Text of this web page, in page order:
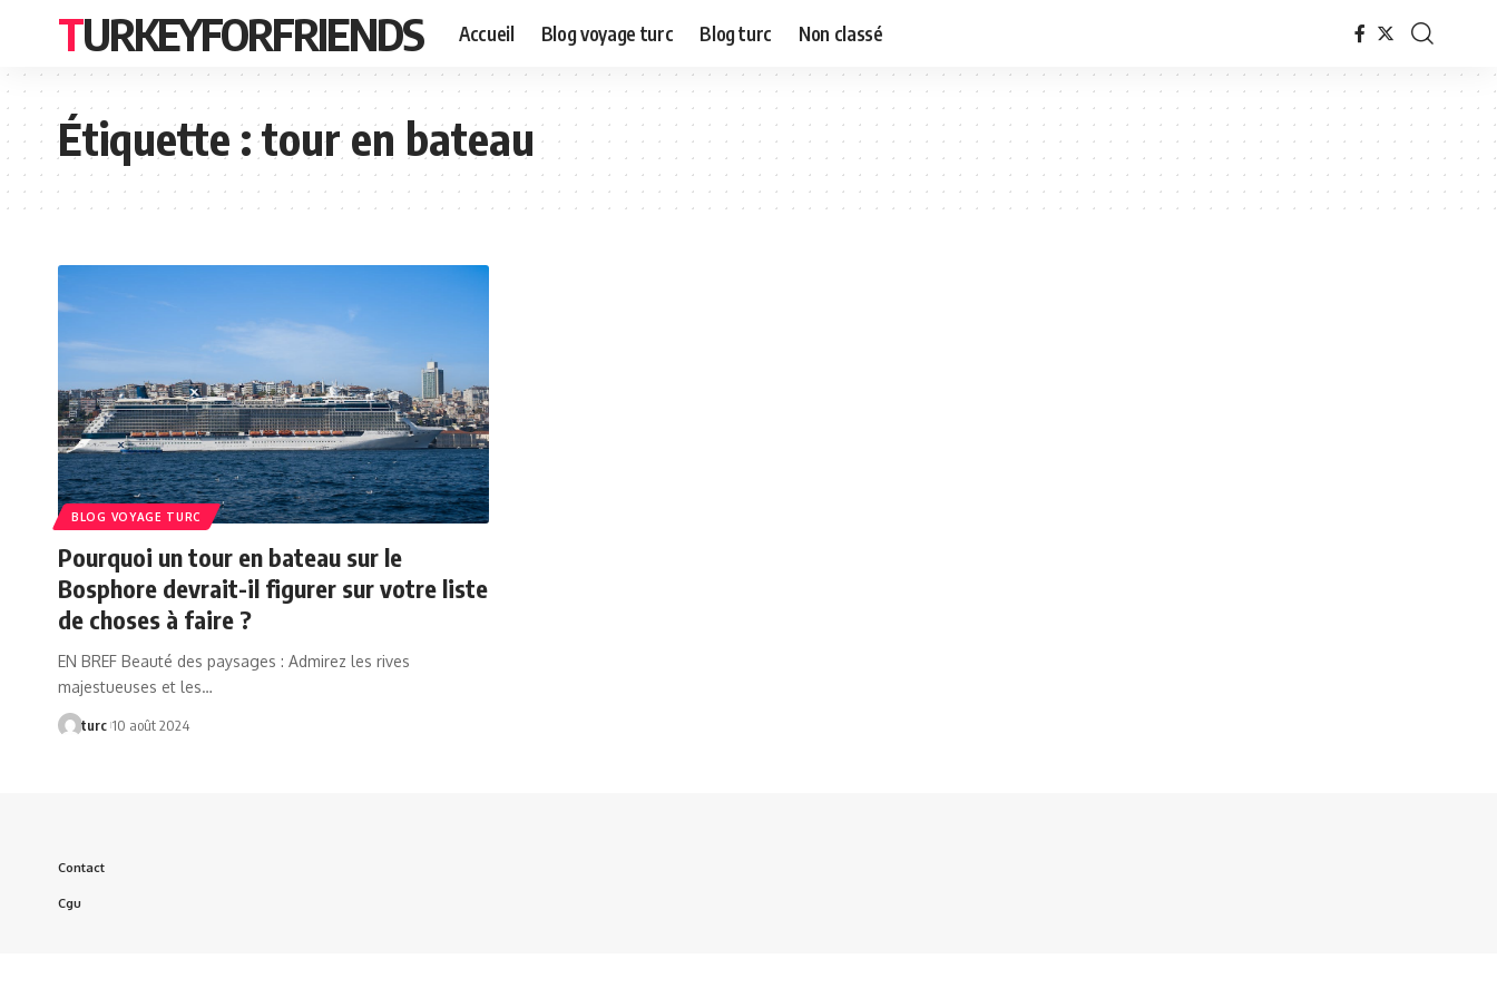
TURKEYFORFRIENDS Accueil Blog voyage turc Blog turc Non classé
Étiquette :tour en bateau
BLOG VOYAGE TURC
Pourquoi un tour en bateau sur le
Bosphore devrait-il figurer sur votre liste
de choses à faire ?
EN BREF Beauté des paysages : Admirez les rives
majestueuses et les…
turc 10 août 2024
Contact
Cgu